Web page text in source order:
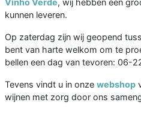
Vinho Verde, wij hebben een
kunnen leveren.
Op zaterdag zijn wij geopend
bent van harte welkom om te
bellen een dag van tevoren: 06-
Tevens vindt u in onze webshop
wijnen met zorg door ons